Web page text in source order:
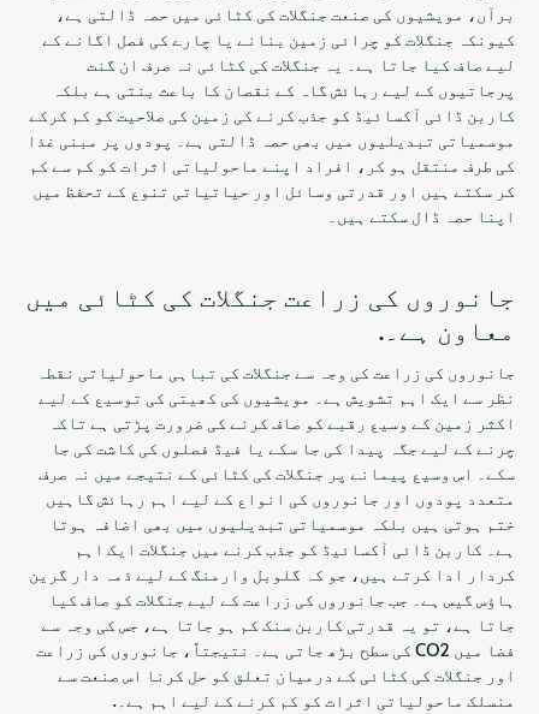
برآں، مویشیوں کی صنعت جنگلات کی کٹائی میں حصہ ڈالتی ہے،
کیونکہ جنگلات کو چرائی زمین بنانے یا چارے کی فصل اگانے کے
لیے صاف کیا جاتا ہے۔ یہ جنگلات کی کٹائی نہ صرف ان گنت
پرجاتیوں کے لیے رہائش گاہ کے نقصان کا باعث بنتی ہے بلکہ
کاربن ڈائی آکسائیڈ کو جذب کرنے کی زمین کی صلاحیت کو کم کرکے
موسمیاتی تبدیلیوں میں بھی حصہ ڈالتی ہے۔ پودوں پر مبنی غذا
کی طرف منتقل ہو کر، افراد اپنے ماحولیاتی اثرات کو کم سے کم
کر سکتے ہیں اور قدرتی وسائل اور حیاتیاتی تنوع کے تحفظ میں
اپنا حصہ ڈال سکتے ہیں۔
جانوروں کی زراعت جنگلات کی کٹائی میں
معاون ہے۔.
جانوروں کی زراعت کی وجہ سے جنگلات کی تباہی ماحولیاتی نقطہ
نظر سے ایک اہم تشویش ہے۔ مویشیوں کی کھیتی کی توسیع کے لیے
اکثر زمین کے وسیع رقبے کو صاف کرنے کی ضرورت پڑتی ہے تاکہ
چرنے کے لیے جگہ پیدا کی جا سکے یا فیڈ فصلوں کی کاشت کی جا
سکے۔ اس وسیع پیمانے پر جنگلات کی کٹائی کے نتیجے میں نہ صرف
متعدد پودوں اور جانوروں کی انواع کے لیے اہم رہائش گاہیں
ختم ہوتی ہیں بلکہ موسمیاتی تبدیلیوں میں بھی اضافہ ہوتا
ہے۔ کاربن ڈائی آکسائیڈ کو جذب کرنے میں جنگلات ایک اہم
کردار ادا کرتے ہیں، جو کہ گلوبل وارمنگ کے لیے ذمہ دار گرین
ہاؤس گیس ہے۔ جب جانوروں کی زراعت کے لیے جنگلات کو صاف کیا
جاتا ہے، تو یہ قدرتی کاربن سنک کم ہو جاتا ہے، جس کی وجہ سے
فضا میں CO2 کی سطح بڑھ جاتی ہے۔ نتیجتاً، جانوروں کی زراعت
اور جنگلات کی کٹائی کے درمیان تعلق کو حل کرنا اس صنعت سے
منسلک ماحولیاتی اثرات کو کم کرنے کے لیے اہم ہے۔.